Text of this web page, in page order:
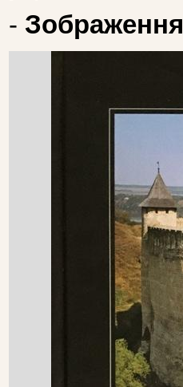
- Зображення